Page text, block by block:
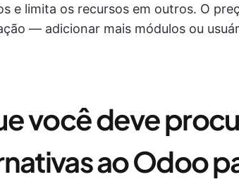
e limita os recursos em outros. O
— adicionar mais módulos ou
você deve
ao Odoo